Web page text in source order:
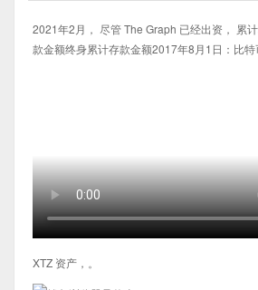
2021年2月， 尽管 The Graph 已经出资， 累
款金额终身累计存款金额2017年8月1日：比特
XTZ 资产，。